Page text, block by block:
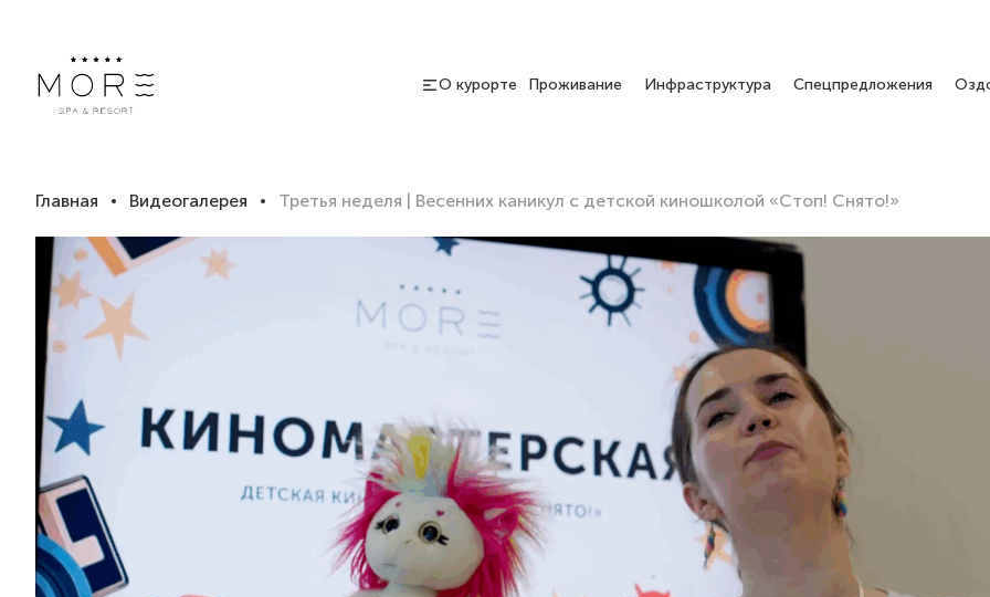
О курорте Проживание Инфраструктура Спецпредложения
Главная Видеогалерея Третья неделя | Весенних каникул с детской киношколой «Стоп! Снято!»